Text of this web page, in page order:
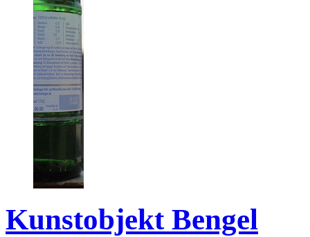
Kunstobjekt Bengel